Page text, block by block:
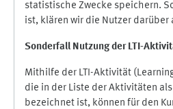
statistische Zwecke speichern.
ist, klären wir die Nutzer darüber
Sonderfall Nutzung der LTI-
Mithilfe der LTI-Aktivität
die in der Liste der Aktivitäten als
bezeichnet ist, können für den